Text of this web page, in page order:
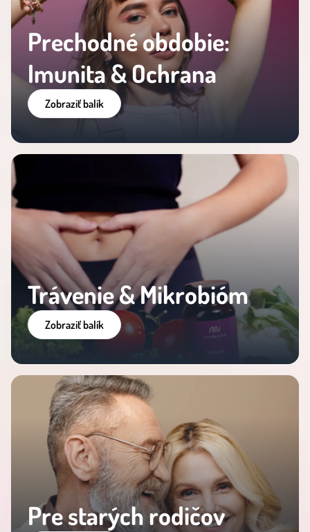
Prechodné obdobie:
Imunita & Ochrana
Zobraziť balík
Trávenie & Mikrobióm
Zobraziť balík
Pre starých rodičov